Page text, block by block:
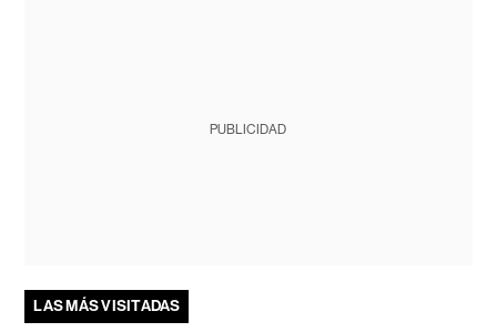
PUBLICIDAD
LAS MÁS VISITADAS